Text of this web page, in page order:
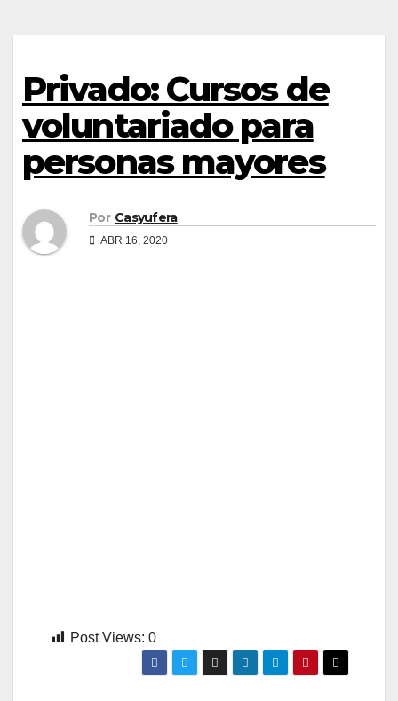
Privado: Cursos de
voluntariado para
personas mayores
Por Casyufera
ABR 16, 2020
Post Views: 0